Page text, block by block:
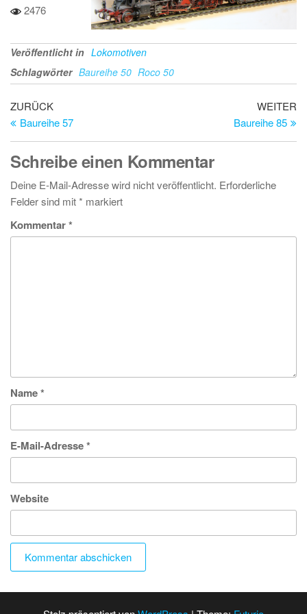
2476
Veröffentlicht in Lokomotiven
Schlagwörter Baureihe 50 Roco 50
Beitragsnavigation
Vorheriger
Beitrag
ZURÜCK
Baureihe 57
WEITER
Baureihe 85
Schreibe einen Kommentar
Deine E-Mail-Adresse wird nicht veröffentlicht. Erforderliche
Felder sind mit* markiert
Kommentar*
Name*
E-Mail-Adresse*
Website